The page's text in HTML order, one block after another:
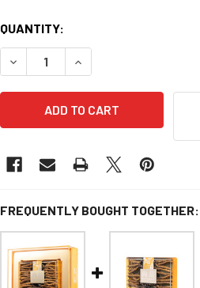
QUANTITY:
DECREASE QUANTITY OF
INCREASE QUANTITY
FREQUENTLY BOUGHT TOGETHER: